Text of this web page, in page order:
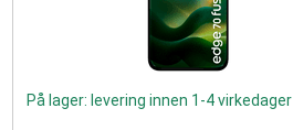
På lager: levering innen 1-4 virkedager